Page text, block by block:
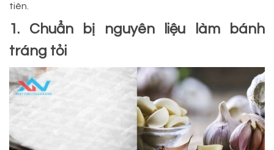
tiên.
1. Chuẩn bị nguyên liệu làm bánh
tráng tỏi